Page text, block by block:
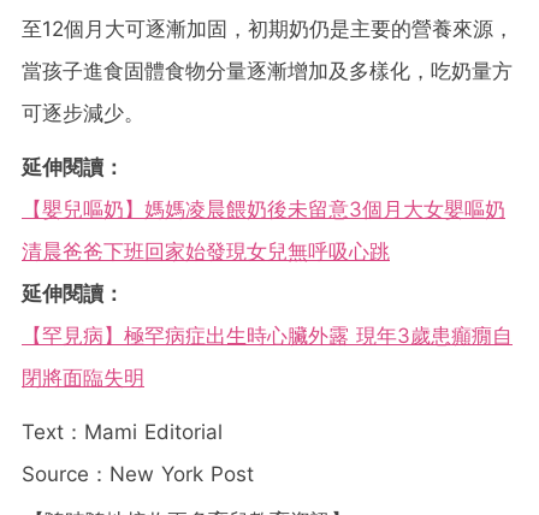
至12個月大可逐漸加固，初期奶仍是主要的營養來源，
當孩子進食固體食物分量逐漸增加及多樣化，吃奶量方
可逐步減少。
延伸閱讀：
【嬰兒嘔奶】媽媽凌晨餵奶後未留意3個月大女嬰嘔奶
清晨爸爸下班回家始發現女兒無呼吸心跳
延伸閱讀：
【罕見病】極罕病症出生時心臟外露 現年3歲患癲癇自
閉將面臨失明
Text：Mami Editorial
Source：New York Post